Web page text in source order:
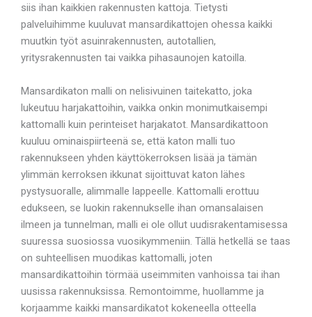
siis ihan kaikkien rakennusten kattoja. Tietysti
palveluihimme kuuluvat mansardikattojen ohessa kaikki
muutkin työt asuinrakennusten, autotallien,
yritysrakennusten tai vaikka pihasaunojen katoilla.
Mansardikaton malli on nelisivuinen taitekatto, joka
lukeutuu harjakattoihin, vaikka onkin monimutkaisempi
kattomalli kuin perinteiset harjakatot. Mansardikattoon
kuuluu ominaispiirteenä se, että katon malli tuo
rakennukseen yhden käyttökerroksen lisää ja tämän
ylimmän kerroksen ikkunat sijoittuvat katon lähes
pystysuoralle, alimmalle lappeelle. Kattomalli erottuu
edukseen, se luokin rakennukselle ihan omansalaisen
ilmeen ja tunnelman, malli ei ole ollut uudisrakentamisessa
suuressa suosiossa vuosikymmeniin. Tällä hetkellä se taas
on suhteellisen muodikas kattomalli, joten
mansardikattoihin törmää useimmiten vanhoissa tai ihan
uusissa rakennuksissa. Remontoimme, huollamme ja
korjaamme kaikki mansardikatot kokeneella otteella